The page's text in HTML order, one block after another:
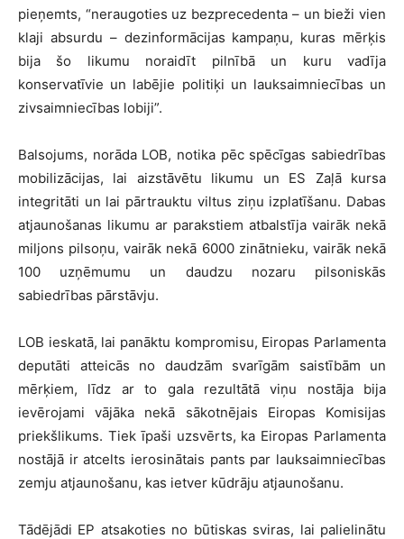
pieņemts, “neraugoties uz bezprecedenta – un bieži vien
klaji absurdu – dezinformācijas kampaņu, kuras mērķis
bija šo likumu noraidīt pilnībā un kuru vadīja
konservatīvie un labējie politiķi un lauksaimniecības un
zivsaimniecības lobiji”.
Balsojums, norāda LOB, notika pēc spēcīgas sabiedrības
mobilizācijas, lai aizstāvētu likumu un ES Zaļā kursa
integritāti un lai pārtrauktu viltus ziņu izplatīšanu. Dabas
atjaunošanas likumu ar parakstiem atbalstīja vairāk nekā
miljons pilsoņu, vairāk nekā 6000 zinātnieku, vairāk nekā
100 uzņēmumu un daudzu nozaru pilsoniskās
sabiedrības pārstāvju.
LOB ieskatā, lai panāktu kompromisu, Eiropas Parlamenta
deputāti atteicās no daudzām svarīgām saistībām un
mērķiem, līdz ar to gala rezultātā viņu nostāja bija
ievērojami vājāka nekā sākotnējais Eiropas Komisijas
priekšlikums. Tiek īpaši uzsvērts, ka Eiropas Parlamenta
nostājā ir atcelts ierosinātais pants par lauksaimniecības
zemju atjaunošanu, kas ietver kūdrāju atjaunošanu.
Tādējādi EP atsakoties no būtiskas sviras, lai palielinātu